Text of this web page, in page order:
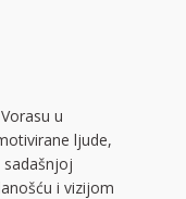
u
ljude,
i vizijom